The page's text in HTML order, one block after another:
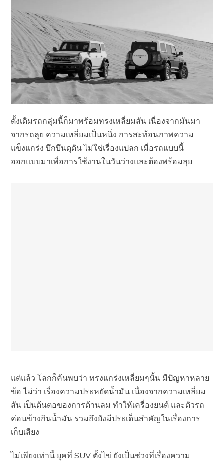
ดั้งเดิมรถกลุ่มนี้ก็มาพร้อมทรงเหลี่ยมสัน เนื่องจากมันมา
จากรถลุย ความเหลี่ยมเป็นหนึ่ง การสะท้อนภาพความ
แข็งแกร่ง บึกบึนดุดัน ไม่ใช่เรื่องแปลก เมื่อรถแบบนี้
ออกแบบมาเพื่อการใช้งานในวันว่างและต้องพร้อมลุย
แต่แล้ว โลกก็ค้นพบว่า ทรงแกร่งเหลี่ยมๆนั้น มีปัญหาหลาย
ข้อ ไม่ว่า เรื่องความประหยัดน้ำมัน เนื่องจากความเหลี่ยม
สัน เป็นต้นตอของการต้านลม ทำให้เครื่องยนต์ และตัวรถ
ค่อนข้างกินน้ำมัน รวมถึงยังมีประเด็นสำคัญในเรื่องการ
เก็บเสียง
ไม่เพียงเท่านี้ ยุคที่ SUV ตั้งไข่ ยังเป็นช่วงที่เรื่องความ